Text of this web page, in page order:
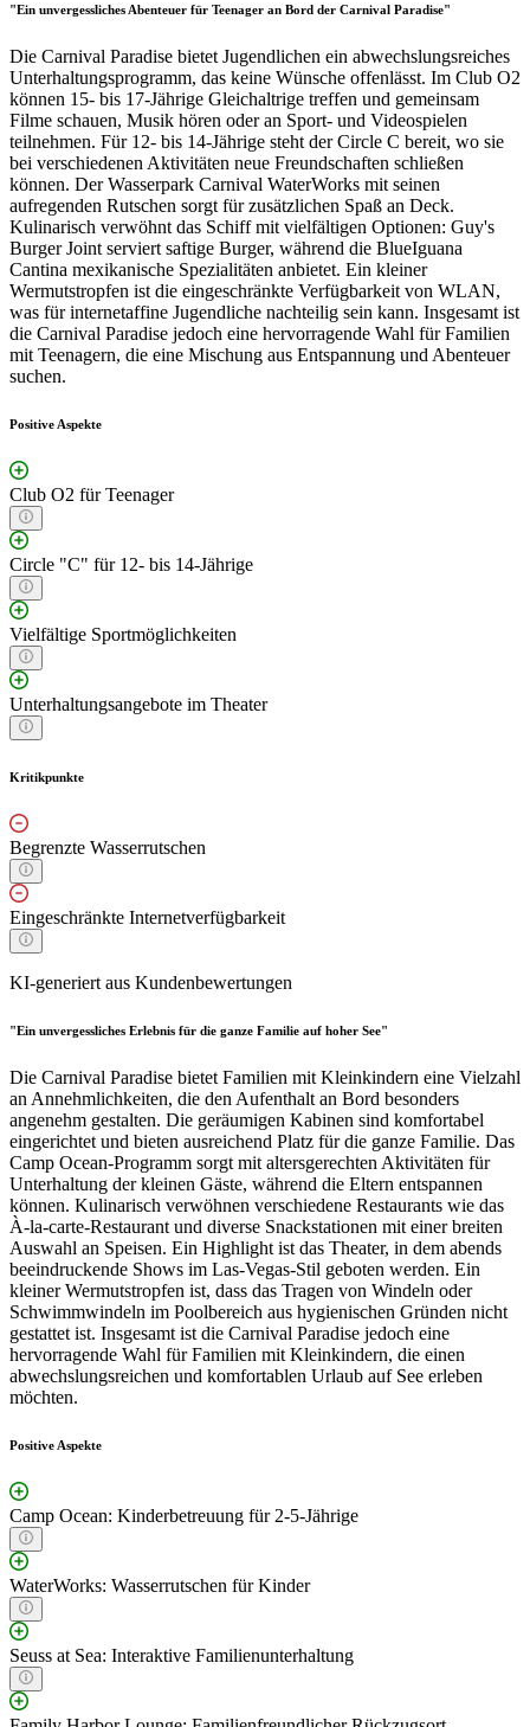
"Ein unvergessliches Abenteuer für Teenager an Bord der Carnival Paradise"
Die Carnival Paradise bietet Jugendlichen ein abwechslungsreiches
Unterhaltungsprogramm, das keine Wünsche offenlässt. Im Club O2
können 15- bis 17-Jährige Gleichaltrige treffen und gemeinsam
Filme schauen, Musik hören oder an Sport- und Videospielen
teilnehmen. Für 12- bis 14-Jährige steht der Circle C bereit, wo sie
bei verschiedenen Aktivitäten neue Freundschaften schließen
können. Der Wasserpark Carnival WaterWorks mit seinen
aufregenden Rutschen sorgt für zusätzlichen Spaß an Deck.
Kulinarisch verwöhnt das Schiff mit vielfältigen Optionen: Guy's
Burger Joint serviert saftige Burger, während die BlueIguana
Cantina mexikanische Spezialitäten anbietet. Ein kleiner
Wermutstropfen ist die eingeschränkte Verfügbarkeit von WLAN,
was für internetaffine Jugendliche nachteilig sein kann. Insgesamt ist
die Carnival Paradise jedoch eine hervorragende Wahl für Familien
mit Teenagern, die eine Mischung aus Entspannung und Abenteuer
suchen.
Positive Aspekte
Club O2 für Teenager
Circle "C" für 12- bis 14-Jährige
Vielfältige Sportmöglichkeiten
Unterhaltungsangebote im Theater
Kritikpunkte
Begrenzte Wasserrutschen
Eingeschränkte Internetverfügbarkeit
KI-generiert aus Kundenbewertungen
"Ein unvergessliches Erlebnis für die ganze Familie auf hoher See"
Die Carnival Paradise bietet Familien mit Kleinkindern eine Vielzahl
an Annehmlichkeiten, die den Aufenthalt an Bord besonders
angenehm gestalten. Die geräumigen Kabinen sind komfortabel
eingerichtet und bieten ausreichend Platz für die ganze Familie. Das
Camp Ocean-Programm sorgt mit altersgerechten Aktivitäten für
Unterhaltung der kleinen Gäste, während die Eltern entspannen
können. Kulinarisch verwöhnen verschiedene Restaurants wie das
À-la-carte-Restaurant und diverse Snackstationen mit einer breiten
Auswahl an Speisen. Ein Highlight ist das Theater, in dem abends
beeindruckende Shows im Las-Vegas-Stil geboten werden. Ein
kleiner Wermutstropfen ist, dass das Tragen von Windeln oder
Schwimmwindeln im Poolbereich aus hygienischen Gründen nicht
gestattet ist. Insgesamt ist die Carnival Paradise jedoch eine
hervorragende Wahl für Familien mit Kleinkindern, die einen
abwechslungsreichen und komfortablen Urlaub auf See erleben
möchten.
Positive Aspekte
Camp Ocean: Kinderbetreuung für 2-5-Jährige
WaterWorks: Wasserrutschen für Kinder
Seuss at Sea: Interaktive Familienunterhaltung